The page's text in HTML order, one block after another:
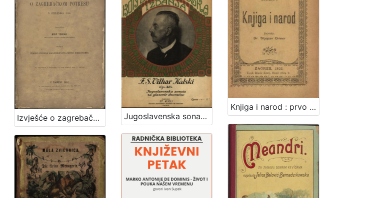
Izvješće o zagrebačkom potresu 9. studenoga 1880. : (sa zemljovidom, 6 fotografija, 9 u tekst utisnutih slika i 7 tablica) / sastavio Josip Torbar Jugoslavenska sonata / F. S. Vilhar Kalski
Knjiga i narod : prvo javno pučko predavanje hrvatskih sveučilišnih gradjana Zagoraca u mjestima, gdje su osnovane prve pučke knjižnice i to: Krapini, Gjurmancu, Jesenju, Konobi-Petrovskom, Radoboju, Sv. Križ Začretju i Zaboku / priredio Stjepan Ortner. Zagreb, 1903. [Knjiga]